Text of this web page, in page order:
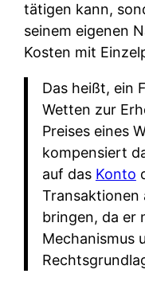
tätigen kann,
seinem eigenen
Kosten mit
Das heißt, ein
Wetten zur
Preises eines
kompensiert
auf das Konto
Transaktionen
bringen, da er
Mechanismus